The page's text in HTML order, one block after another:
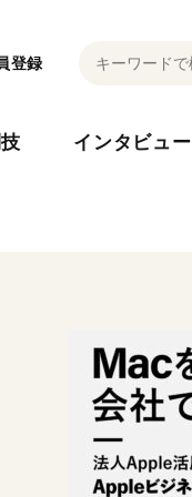
登録
インタビュー